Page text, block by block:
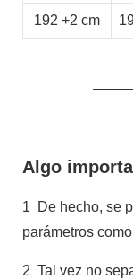
192 +2 cm
Algo
1
De hecho, se
parámetros
2 Tal vez no